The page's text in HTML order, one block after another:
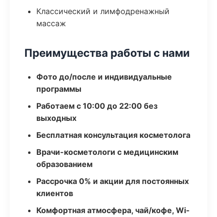
Классический и лимфодренажный
массаж
Преимущества работы с нами
Фото до/после и индивидуальные
программы
Работаем с 10:00 до 22:00 без
выходных
Бесплатная консультация косметолога
Врачи-косметологи с медицинским
образованием
Рассрочка 0% и акции для постоянных
клиентов
Комфортная атмосфера, чай/кофе, Wi-